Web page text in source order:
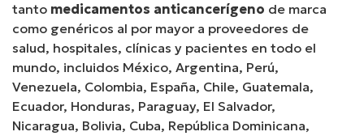
tanto medicamentos anticancerígeno de marca
como genéricos al por mayor a proveedores de
salud, hospitales, clínicas y pacientes en todo el
mundo, incluidos México, Argentina, Perú,
Venezuela, Colombia, España, Chile, Guatemala,
Ecuador, Honduras, Paraguay, El Salvador,
Nicaragua, Bolivia, Cuba, República Dominicana,